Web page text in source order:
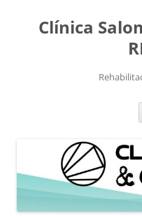
contenido
Clínica